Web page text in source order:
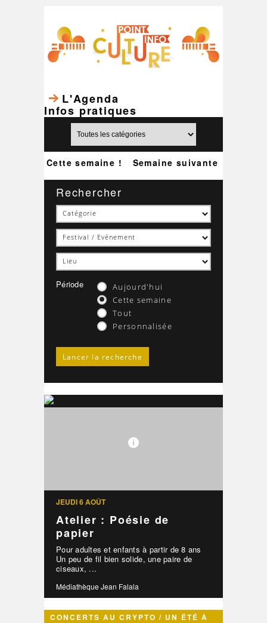
L'Agenda
Infos pratiques
Semaine suivante
Cette semaine !
Rechercher
Période
Aujourd'hui
Cette semaine
Tout
Personnalisée
JEUDI 6 AOÛT
Atelier : Poésie de
papier
Pour adultes et enfants à partir de 8 ans
Un peu de fil bien solide, une paire de
ciseaux, ...
Médiathèque Jean Falala
CONCERTS AU CRYPTO / UN ÉTÉ À